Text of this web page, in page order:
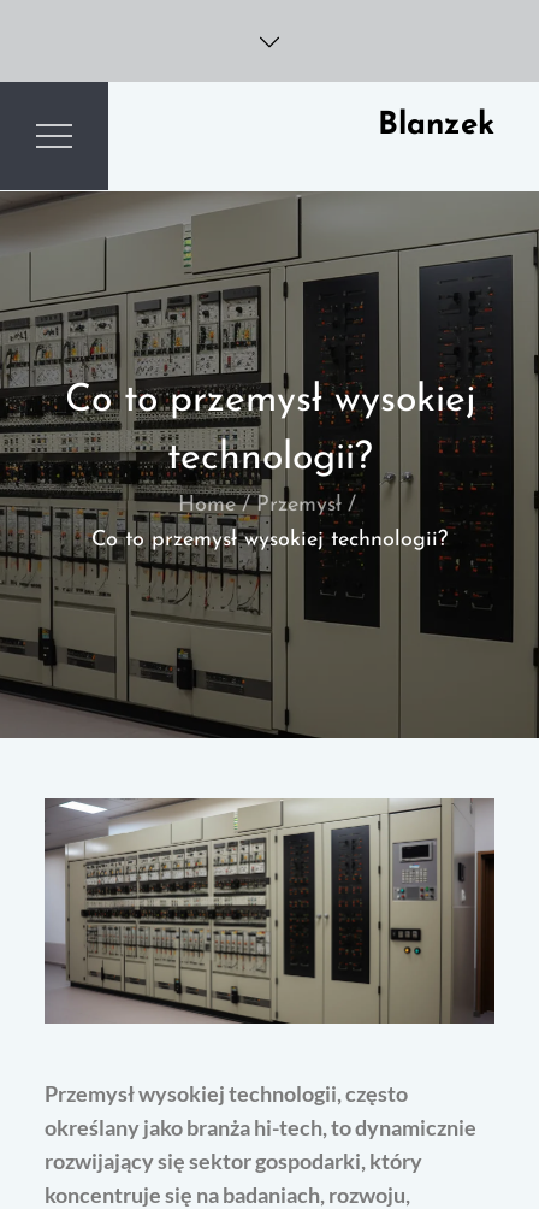
content
Blanzek
Co to przemysł wysokiej
technologii?
Home
Przemysł
Co to przemysł wysokiej technologii?
Przemysł wysokiej technologii, często
określany jako branża hi-tech, to dynamicznie
rozwijający się sektor gospodarki, który
koncentruje się na badaniach, rozwoju,